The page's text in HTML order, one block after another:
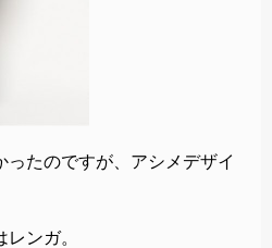
ったのですが、アシメデザイ
ンガ。